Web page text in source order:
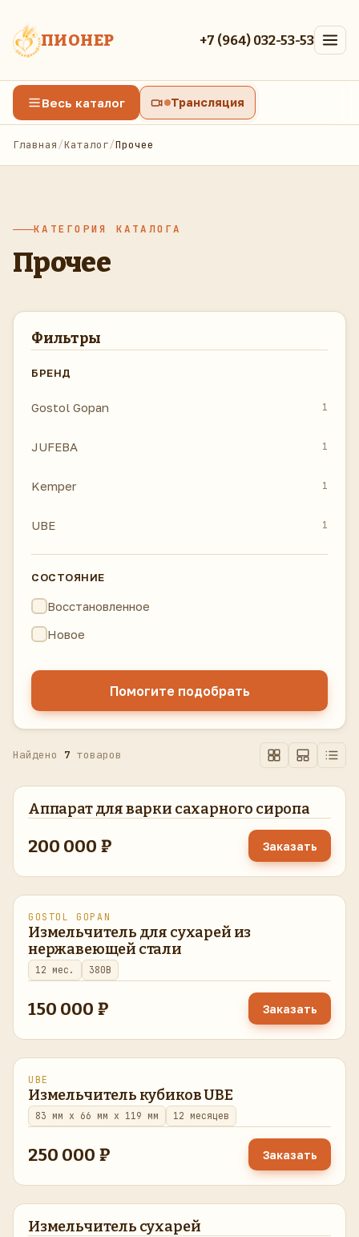
ПИОНЕР +7 (964) 032-53-53
Весь каталог Трансляция
Главная/Каталог/Прочее
КАТЕГОРИЯ КАТАЛОГА
Прочее
Фильтры
БРЕНД
Gostol Gopan 1
JUFEBA 1
Kemper 1
UBE 1
СОСТОЯНИЕ
Восстановленное
Новое
Помогите подобрать
Найдено 7 товаров
восстановлено в наличии
Аппарат для варки сахарного сиропа
200 000 ₽ Заказать
восстановлено
GOSTOL GOPAN
Измельчитель для сухарей из
нержавеющей стали
12 мес. 380В
150 000 ₽ Заказать
восстановлено
UBE
Измельчитель кубиков UBE
83 мм x 66 мм x 119 мм 12 месяцев
250 000 ₽ Заказать
восстановлено в наличии
Измельчитель сухарей